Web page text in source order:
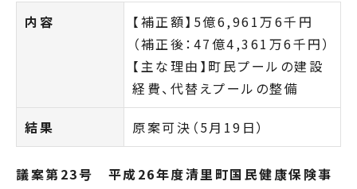
内容
【補正額】5億6,961万6千円
（補正後：47億4,361万6千円）
【主な理由】町民プールの建設
経費、代替えプールの整備
結果 原案可決（5月19日）
議案第23号 平成26年度清里町国民健康保険事